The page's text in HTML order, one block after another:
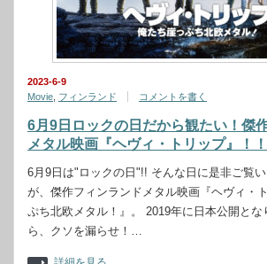
2023-6-9
Movie フィンランド コメントを書く
6月9日ロックの日だから観たい！傑
メタル映画『ヘヴィ・トリップ』！！
6月9日は"ロックの日"!! そんな日に是非ご覧
が、傑作フィンランドメタル映画『ヘヴィ・
ぷち北欧メタル！』。 2019年に日本公開とな
ら、クソを漏らせ！…